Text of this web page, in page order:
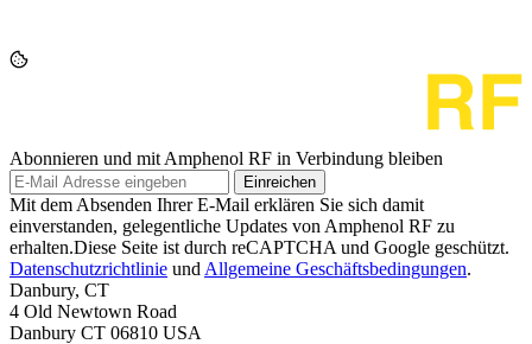
Abonnieren und mit Amphenol RF in Verbindung bleiben
Einreichen
Mit dem Absenden Ihrer E-Mail erklären Sie sich damit
einverstanden, gelegentliche Updates von Amphenol RF zu
erhalten.Diese Seite ist durch reCAPTCHA und Google geschützt.
Datenschutzrichtlinie und Allgemeine Geschäftsbedingungen.
Danbury, CT
4 Old Newtown Road
Danbury CT 06810 USA